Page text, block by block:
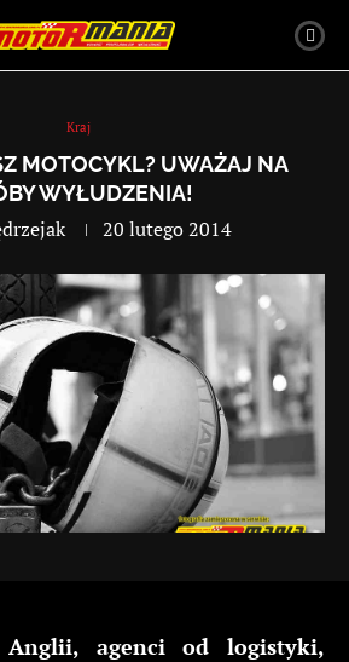
Kraj
MOTOCYKL? UWAŻAJ NA
WYŁUDZENIA!
20 lutego 2014
Anglii, agenci od logistyki,